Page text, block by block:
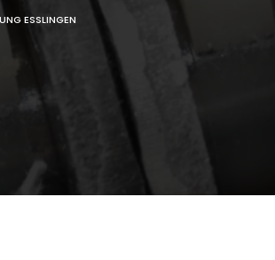
ESSLINGEN